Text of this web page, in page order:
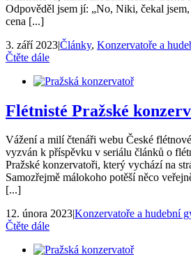
Odpověděl jsem jí: „No, Niki, čekal
cena [...]
3. září 2023|Články, Konzervatoře a
Čtěte dále
Flétnisté Pražské
Vážení a milí čtenáři webu České
vyzván k příspěvku v seriálu článků o
Pražské konzervatoři, který vychází na
Samozřejmě málokoho potěší něco
[...]
12. února 2023|Konzervatoře a hudební
Čtěte dále